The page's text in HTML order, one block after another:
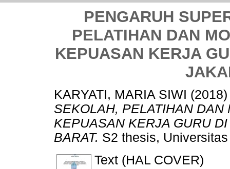
PENGARUH
PELATIHAN DAN
KEPUASAN KERJA
KARYATI, MARIA SIWI
SEKOLAH, PELATIHAN
KEPUASAN KERJA GURU
BARAT. S2 thesis,
Text (HAL COVER)